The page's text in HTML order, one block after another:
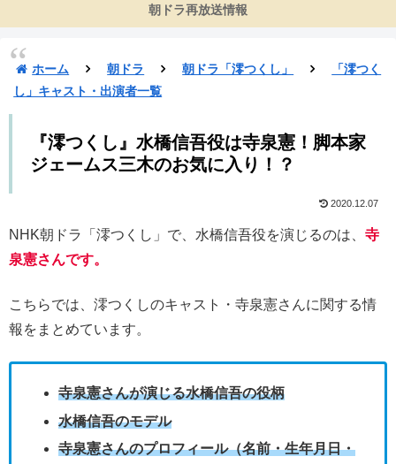
朝ドラ再放送情報
ホーム 朝ドラ 朝ドラ「澪つくし」
「澪つく
し」キャスト・出演者一覧
『澪つくし』水橋信吾役は寺泉憲！脚本家
ジェームス三木のお気に入り！？
2020.12.07
NHK朝ドラ「澪つくし」で、水橋信吾役を演じるのは、 寺
泉憲さんです。
こちらでは、澪つくしのキャスト・寺泉憲さんに関する情
報をまとめています。
寺泉憲さんが演じる水橋信吾の役柄
水橋信吾のモデル
寺泉憲さんのプロフィール（名前・生年月日・